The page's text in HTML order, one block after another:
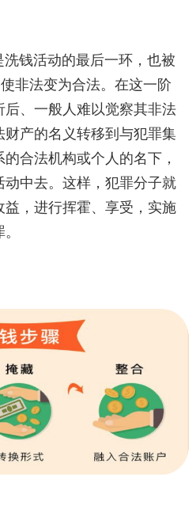
钱活动的最后一环，也被
非法变为合法。在这一阶
、一般人难以觉察其非法
产的名义转移到与犯罪集
合法机构或个人的名下，
中去。这样，犯罪分子就
，进行挥霍、享受，实施